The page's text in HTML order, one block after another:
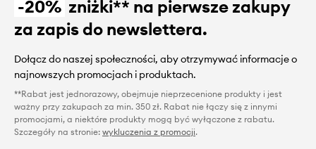
-20% zniżki** na pierwsze zakupy
za zapis do newslettera.
Dołącz do naszej społeczności, aby otrzymywać informacje o
najnowszych promocjach i produktach.
**Rabat jest jednorazowy, obejmuje nieprzecenione produkty i jest
ważny przy zakupach za min. 350 zł. Rabat nie łączy się z innymi
promocjami, a niektóre produkty mogą być wyłączone z rabatu.
Szczegóły na stronie: wykluczenia z promocji.